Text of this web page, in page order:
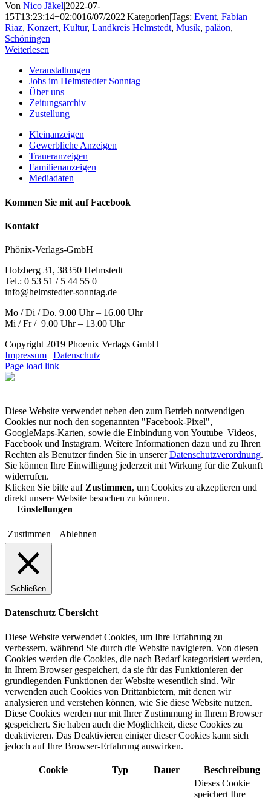
Von Nico Jäkel|2022-07-
15T13:23:14+02:0016/07/2022|Kategorien|Tags: Event, Fabian
Riaz, Konzert, Kultur, Landkreis Helmstedt, Musik, paläon,
Schöningen|
Weiterlesen
Veranstaltungen
Jobs im Helmstedter Sonntag
Über uns
Zeitungsarchiv
Zustellung
Kleinanzeigen
Gewerbliche Anzeigen
Traueranzeigen
Familienanzeigen
Mediadaten
Kommen Sie mit auf Facebook
Kontakt
Phönix-Verlags-GmbH
Holzberg 31, 38350 Helmstedt
Tel.: 0 53 51 / 5 44 55 0
info@helmstedter-sonntag.de
Mo / Di / Do. 9.00 Uhr – 16.00 Uhr
Mi / Fr / 9.00 Uhr – 13.00 Uhr
Copyright 2019 Phoenix Verlags GmbH
Impressum | Datenschutz
Page load link
Diese Website verwendet neben den zum Betrieb notwendigen
Cookies nur noch den sogenannten "Facebook-Pixel",
GoogleMaps-Karten, sowie die Einbindung von Youtube_Videos,
Facebook und Instagram. Weitere Informationen dazu und zu Ihren
Rechten als Benutzer finden Sie in unsererDatenschutzverordnung.
Sie können Ihre Einwilligung jederzeit mit Wirkung für die Zukunft
widerrufen.
Klicken Sie bitte auf Zustimmen, um Cookies zu akzeptieren und
direkt unsere Website besuchen zu können.
Einstellungen
Zustimmen Ablehnen
Schließen
Datenschutz Übersicht
Diese Website verwendet Cookies, um Ihre Erfahrung zu
verbessern, während Sie durch die Website navigieren. Von diesen
Cookies werden die Cookies, die nach Bedarf kategorisiert werden,
in Ihrem Browser gespeichert, da sie für das Funktionieren der
grundlegenden Funktionen der Website wesentlich sind. Wir
verwenden auch Cookies von Drittanbietern, mit denen wir
analysieren und verstehen können, wie Sie diese Website nutzen.
Diese Cookies werden nur mit Ihrer Zustimmung in Ihrem Browser
gespeichert. Sie haben auch die Möglichkeit, diese Cookies zu
deaktivieren. Das Deaktivieren einiger dieser Cookies kann sich
jedoch auf Ihre Browser-Erfahrung auswirken.
Cookie Typ Dauer
Beschreibung
Dieses Cookie
speichert Ihre